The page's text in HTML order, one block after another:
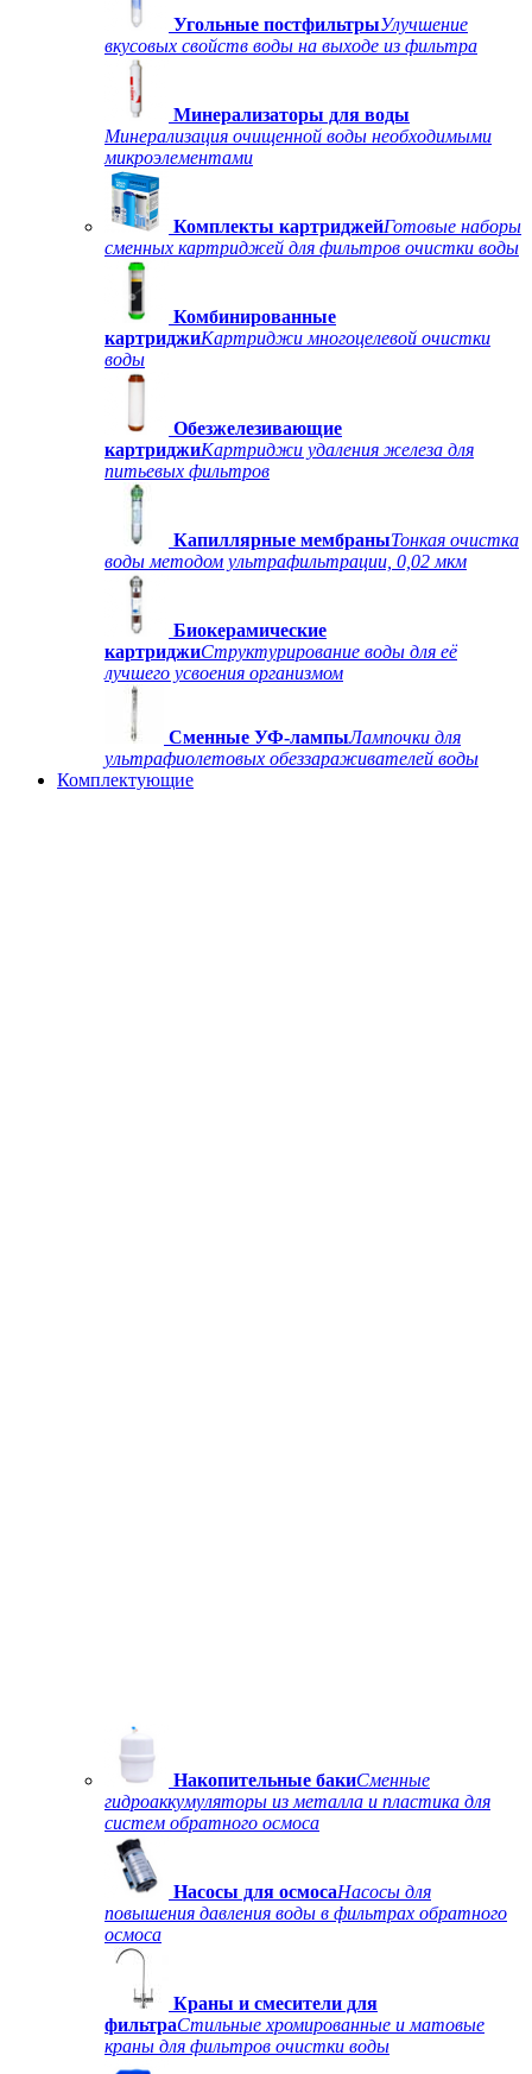
Угольные постфильтрыУлучшение
вкусовых свойств воды на выходе из фильтра
Минерализаторы для воды
Минерализация очищенной воды необходимыми
микроэлементами
Комплекты картриджейГотовые наборы
сменных картриджей для фильтров очистки воды
Комбинированные
картриджиКартриджи многоцелевой очистки
воды
Обезжелезивающие
картриджиКартриджи удаления железа для
питьевых фильтров
Капиллярные мембраныТонкая очистка
воды методом ультрафильтрации, 0,02 мкм
Биокерамические
картриджиСтруктурирование воды для её
лучшего усвоения организмом
Сменные УФ-лампыЛампочки для
ультрафиолетовых обеззараживателей воды
Комплектующие
Накопительные бакиСменные
гидроаккумуляторы из металла и пластика для
систем обратного осмоса
Насосы для осмосаНасосы для
повышения давления воды в фильтрах обратного
осмоса
Краны и смесители для
фильтраСтильные хромированные и матовые
краны для фильтров очистки воды